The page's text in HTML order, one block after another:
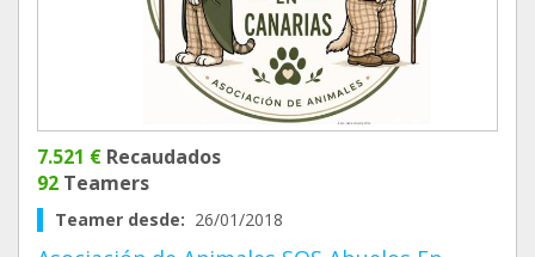
7.521 € Recaudados
92 Teamers
Teamer desde: 26/01/2018